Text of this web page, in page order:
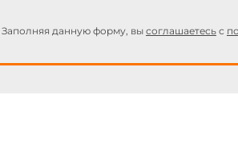
Заполняя данную форму, вы соглашаетесьс